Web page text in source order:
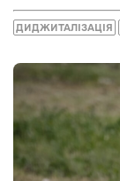
ДИДЖИТАЛІЗАЦІЯ